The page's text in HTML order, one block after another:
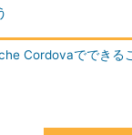
Cordovaでできる